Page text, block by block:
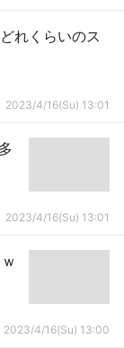
れくらいのス
2023/4/16(Su) 13:01
2023/4/16(Su) 13:01
2023/4/16(Su) 13:00